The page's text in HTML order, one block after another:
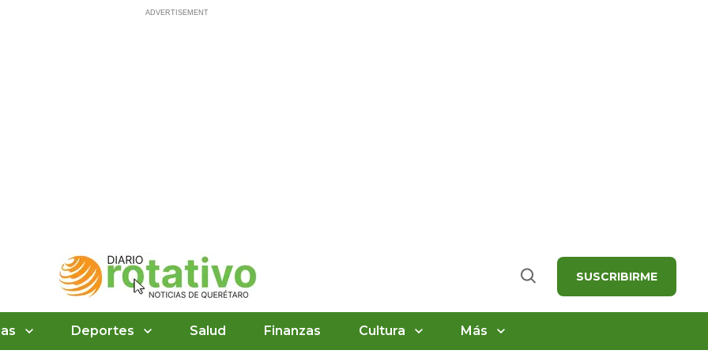
Buscar SUSCRIBIRME
Deportes Salud Finanzas Cultura Más